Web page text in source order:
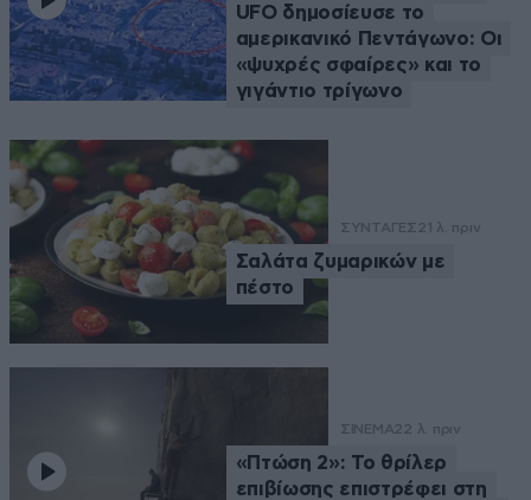
UFO δημοσίευσε το
αμερικανικό Πεντάγωνο: Οι
«ψυχρές σφαίρες» και το
γιγάντιο τρίγωνο
ΣΥΝΤΑΓΕΣ 21 λ. πριν
Σαλάτα ζυμαρικών με
πέστο
ΣΙΝΕΜΑ22 λ. πριν
«Πτώση 2»: Το θρίλερ
επιβίωσης επιστρέφει στη